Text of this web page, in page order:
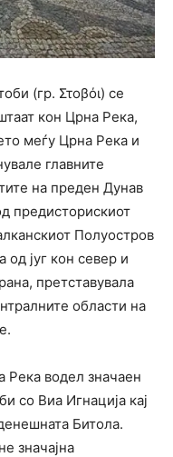
(гр. Στoβόι) се
кон Црна Река,
меѓу Црна Река и
главните
на преден Дунав
предисторискиот
Полуостров
од југ кон север и
претставувала
области на
Река водел значаен
со Виа Игнација кај
Битола.
значајна